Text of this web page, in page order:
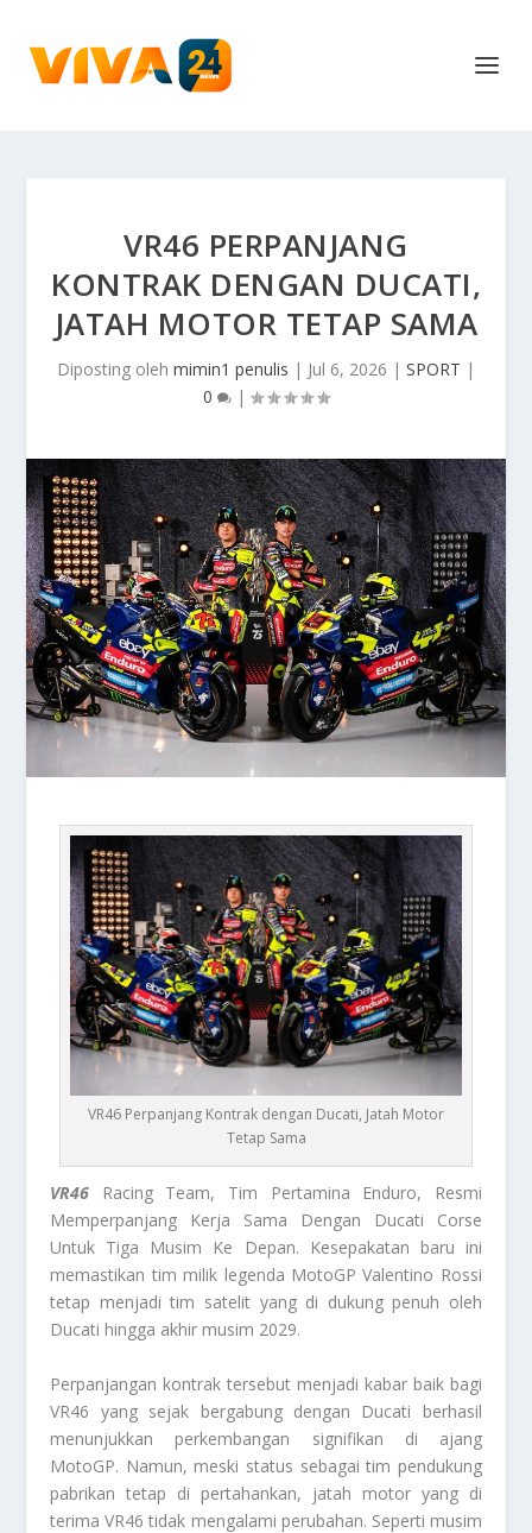
VR46 PERPANJANG
KONTRAK DENGAN DUCATI,
JATAH MOTOR TETAP SAMA
Diposting oleh mimin1 penulis | Jul 6, 2026 | SPORT |
0
|
VR46 Perpanjang Kontrak dengan Ducati, Jatah Motor
Tetap Sama
VR46 Racing Team, Tim Pertamina Enduro, Resmi
Memperpanjang Kerja Sama Dengan Ducati Corse
Untuk Tiga Musim Ke Depan. Kesepakatan baru ini
memastikan tim milik legenda MotoGP Valentino Rossi
tetap menjadi tim satelit yang di dukung penuh oleh
Ducati hingga akhir musim 2029.
Perpanjangan kontrak tersebut menjadi kabar baik bagi
VR46 yang sejak bergabung dengan Ducati berhasil
menunjukkan perkembangan signifikan di ajang
MotoGP. Namun, meski status sebagai tim pendukung
pabrikan tetap di pertahankan, jatah motor yang di
terima VR46 tidak mengalami perubahan. Seperti musim